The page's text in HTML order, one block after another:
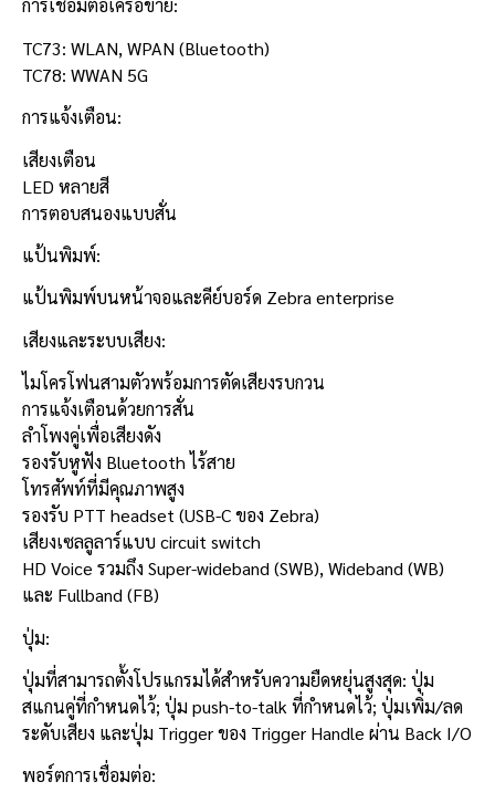
การเชื่อมต่อเครือข่าย:
TC73: WLAN, WPAN (Bluetooth)
TC78: WWAN 5G
การแจ้งเตือน:
เสียงเตือน
LED หลายสี
การตอบสนองแบบสั่น
แป้นพิมพ์:
แป้นพิมพ์บนหน้าจอและคีย์บอร์ด Zebra enterprise
เสียงและระบบเสียง:
ไมโครโฟนสามตัวพร้อมการตัดเสียงรบกวน
การแจ้งเตือนด้วยการสั่น
ลำโพงคู่เพื่อเสียงดัง
รองรับหูฟัง Bluetooth ไร้สาย
โทรศัพท์ที่มีคุณภาพสูง
รองรับ PTT headset (USB-C ของ Zebra)
เสียงเซลลูลาร์แบบ circuit switch
HD Voice รวมถึง Super-wideband (SWB), Wideband (WB)
และ Fullband (FB)
ปุ่ม:
ปุ่มที่สามารถตั้งโปรแกรมได้สำหรับความยืดหยุ่นสูงสุด: ปุ่ม
สแกนคู่ที่กำหนดไว้; ปุ่ม push-to-talk ที่กำหนดไว้; ปุ่มเพิ่ม/ลด
ระดับเสียง และปุ่ม Trigger ของ Trigger Handle ผ่าน Back I/O
พอร์ตการเชื่อมต่อ: